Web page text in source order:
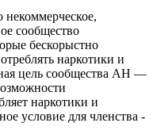
сообщество
бескорыстно
наркотики и
цель сообщества АН —
наркотики и
условие для членства -